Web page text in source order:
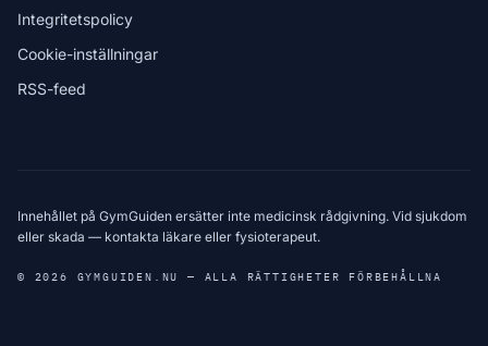
Integritetspolicy
Cookie-inställningar
RSS-feed
Innehållet på GymGuiden ersätter inte medicinsk rådgivning. Vid sjukdom
eller skada — kontakta läkare eller fysioterapeut.
© 2026 GYMGUIDEN.NU — ALLA RÄTTIGHETER FÖRBEHÅLLNA